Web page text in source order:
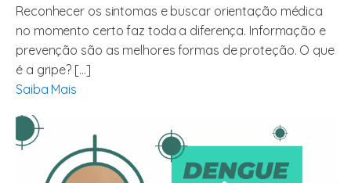
Reconhecer os sintomas e buscar orientação médica
no momento certo faz toda a diferença. Informação e
prevenção são as melhores formas de proteção. O que
é a gripe? […]
Saiba Mais